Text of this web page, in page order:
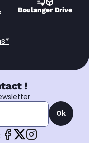
Boulanger Drive
!
Ok